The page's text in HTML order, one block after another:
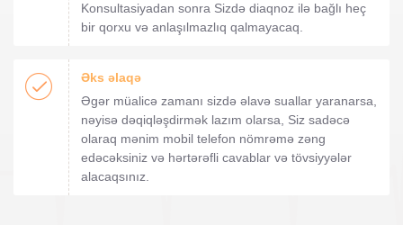
Konsultasiyadan sonra Sizdə diaqnoz ilə bağlı heç
bir qorxu və anlaşılmazlıq qalmayacaq.
Əks əlaqə
Əgər müalicə zamanı sizdə əlavə suallar yaranarsa,
nəyisə dəqiqləşdirmək lazım olarsa, Siz sadəcə
olaraq mənim mobil telefon nömrəmə zəng
edəcəksiniz və hərtərəfli cavablar və tövsiyyələr
alacaqsınız.